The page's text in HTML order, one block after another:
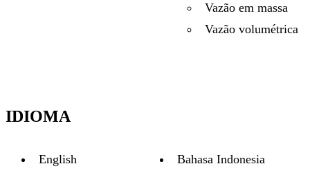
Vazão em massa
Vazão volumétrica
IDIOMA
English
Bahasa Indonesia